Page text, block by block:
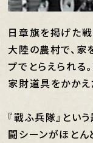
日章旗を掲げた
大陸の農村で、
プでとらえられる
家財道具をかかえ
『戰ふ兵隊』とい
闘シーンがほとん